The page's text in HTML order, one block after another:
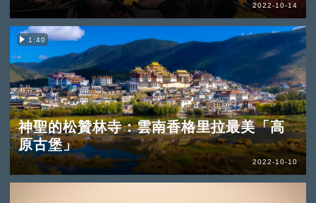
2022-10-14
1:40
神聖的松贊林寺：雲南香格里拉最美「高
原古堡」
2022-10-10